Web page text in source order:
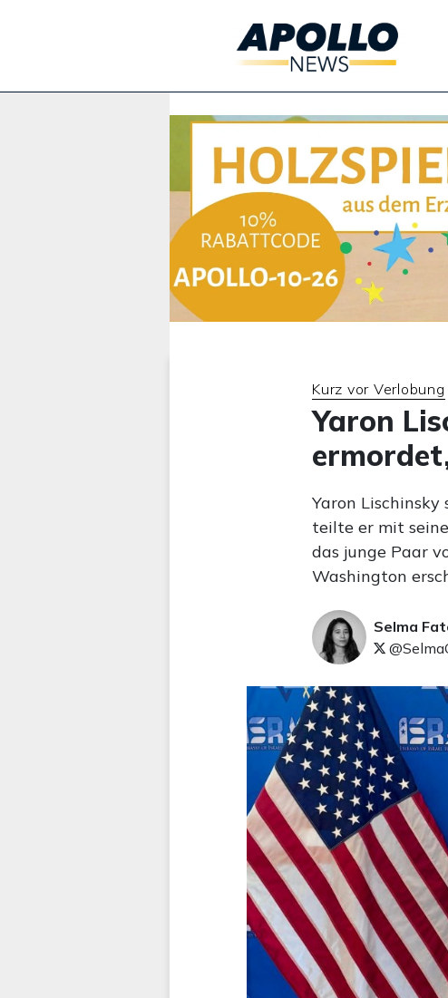
Kurz vor Verlobung
Yaron
Yaron
teilte er mit
das junge Paar
Washington
Selma